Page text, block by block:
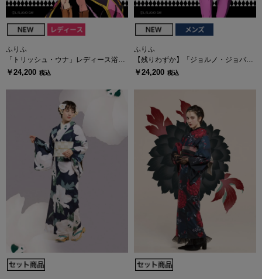
ふりふ
「トリッシュ・ウナ」レディース浴
衣・へこ帯セット
￥24,200 税込
ふりふ
【残りわずか】「ジョルノ・ジョバァ
ーナ」メンズ浴衣・へこ帯セット
￥24,200 税込